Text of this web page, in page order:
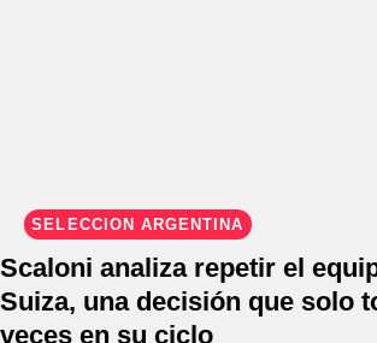
SELECCIÓN ARGENTINA
Scaloni analiza repetir el
Suiza, una decisión que solo
veces en su ciclo